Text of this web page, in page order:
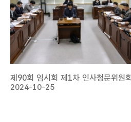
열
린
마
당
누
집
정
제90회 임시회 제1차 인사청문위원회
2024-10-25